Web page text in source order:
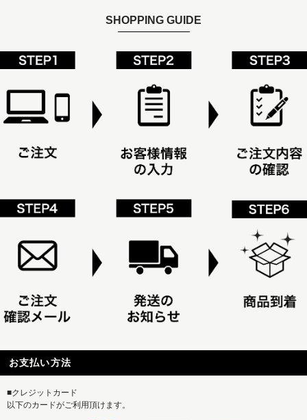
SHOPPING GUIDE
お支払い方法
■クレジットカード
以下のカードがご利用頂けます。